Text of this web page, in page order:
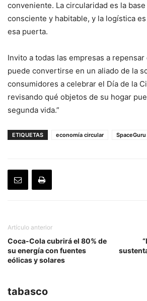
conveniente. La circularidad es la
consciente y habitable, y la logística
esa puerta.
Invito a todas las empresas a
puede convertirse en un aliado de la
consumidores a celebrar el Día de la
revisando qué objetos de su hogar
segunda vida.”
ETIQUETAS economía circular SpaceGuru
Artículo anterior
Coca-Cola cubrirá el 80% de
su energía con fuentes
eólicas y solares
tabasco